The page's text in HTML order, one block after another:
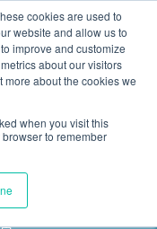
cookies are used to
website and allow us to
improve and customize
about our visitors
more about the cookies we
when you visit this
to remember